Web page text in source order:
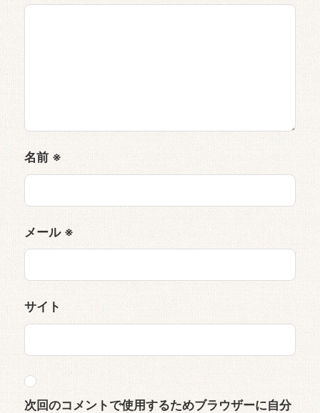
名前 ※
メール ※
サイト
次回のコメントで使用するためブラウザーに自分